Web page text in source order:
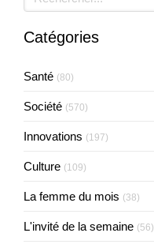
Catégories
Santé (80)
Société (570)
Innovations (197)
Culture (109)
La femme du mois (38)
L'invité de la semaine (56)